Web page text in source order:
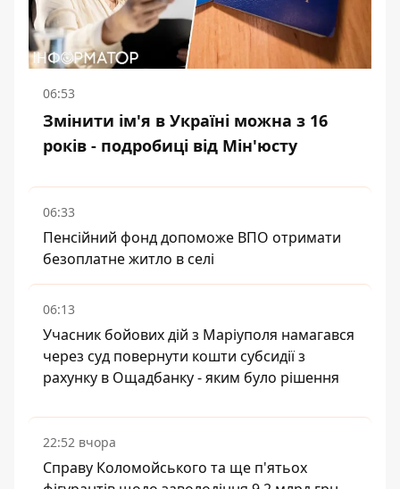
06:53
Змінити ім'я в Україні можна з 16
років - подробиці від Мін'юсту
06:33
Пенсійний фонд допоможе ВПО отримати
безоплатне житло в селі
06:13
Учасник бойових дій з Маріуполя намагався
через суд повернути кошти субсидії з
рахунку в Ощадбанку - яким було рішення
22:52 вчора
Справу Коломойського та ще п'ятьох